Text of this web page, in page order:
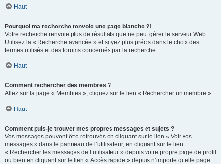
Haut
Pourquoi ma recherche renvoie une page blanche ?!
Votre recherche renvoie plus de résultats que ne peut gérer le serveur Web.
Utilisez la « Recherche avancée » et soyez plus précis dans le choix des
termes utilisés et des forums concernés par la recherche.
Haut
Comment rechercher des membres ?
Allez sur la page « Membres », cliquez sur le lien « Rechercher un membre ».
Haut
Comment puis-je trouver mes propres messages et sujets ?
Vos messages peuvent être retrouvés en cliquant sur le lien « Voir vos
messages » dans le panneau de l’utilisateur, en cliquant sur le lien
« Rechercher les messages de l’utilisateur » depuis votre propre page de profil
ou bien en cliquant sur le lien « Accès rapide » depuis n’importe quelle page